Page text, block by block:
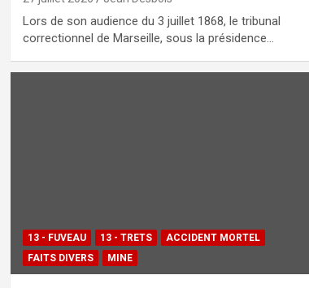
Lors de son audience du 3 juillet 1868, le tribunal
correctionnel de Marseille, sous la présidence…
13 - FUVEAU 13 - TRETS
ACCIDENT MORTEL
FAITS DIVERS
MINE